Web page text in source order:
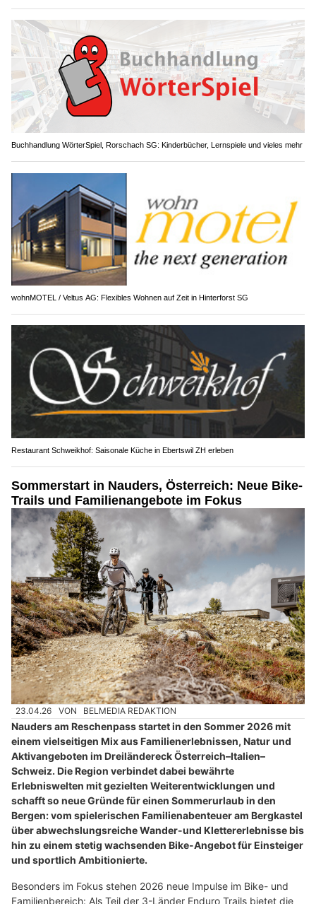
Buchhandlung WörterSpiel, Rorschach SG: Kinderbücher, Lernspiele und vieles mehr
wohnMOTEL / Veltus AG: Flexibles Wohnen auf Zeit in Hinterforst SG
Restaurant Schweikhof: Saisonale Küche in Ebertswil ZH erleben
Sommerstart in Nauders, Österreich: Neue Bike-
Trails und Familienangebote im Fokus
23.04.26 VON BELMEDIA REDAKTION
Nauders am Reschenpass startet in den Sommer 2026 mit
einem vielseitigen Mix aus Familienerlebnissen, Natur und
Aktivangeboten im Dreiländereck Österreich–Italien–
Schweiz. Die Region verbindet dabei bewährte
Erlebniswelten mit gezielten Weiterentwicklungen und
schafft so neue Gründe für einen Sommerurlaub in den
Bergen: vom spielerischen Familienabenteuer am Bergkastel
über abwechslungsreiche Wander-und Klettererlebnisse bis
hin zu einem stetig wachsenden Bike-Angebot für Einsteiger
und sportlich Ambitionierte.
Besonders im Fokus stehen 2026 neue Impulse im Bike- und
Familienbereich: Als Teil der 3-Länder Enduro Trails bietet die